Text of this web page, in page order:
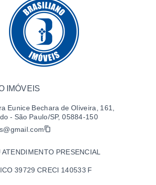
IMÓVEIS
Eunice Bechara de Oliveira, 161,
- São Paulo/SP, 05884-150
PRESENCIAL
39729 CRECI 140533 F